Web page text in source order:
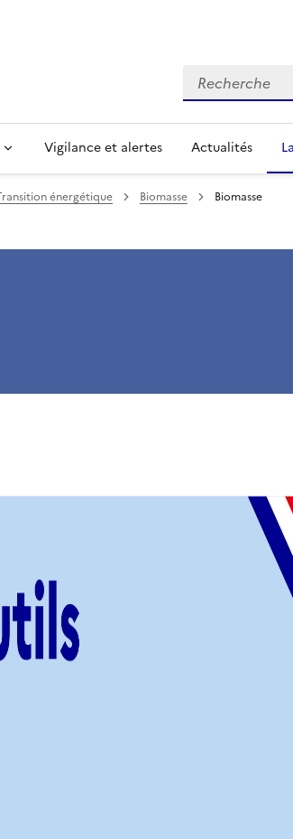
Recherche
Vigilance et alertes Actualités
énergétique Biomasse Biomasse